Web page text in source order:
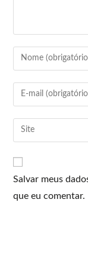
Salvar meus
que eu comentar.